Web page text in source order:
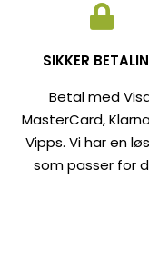
SIKKER
Betal med
MasterCard,
Vipps. Vi har en
som passer for